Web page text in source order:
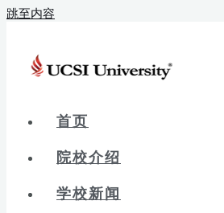
跳至内容
首页
院校介绍
学校新闻